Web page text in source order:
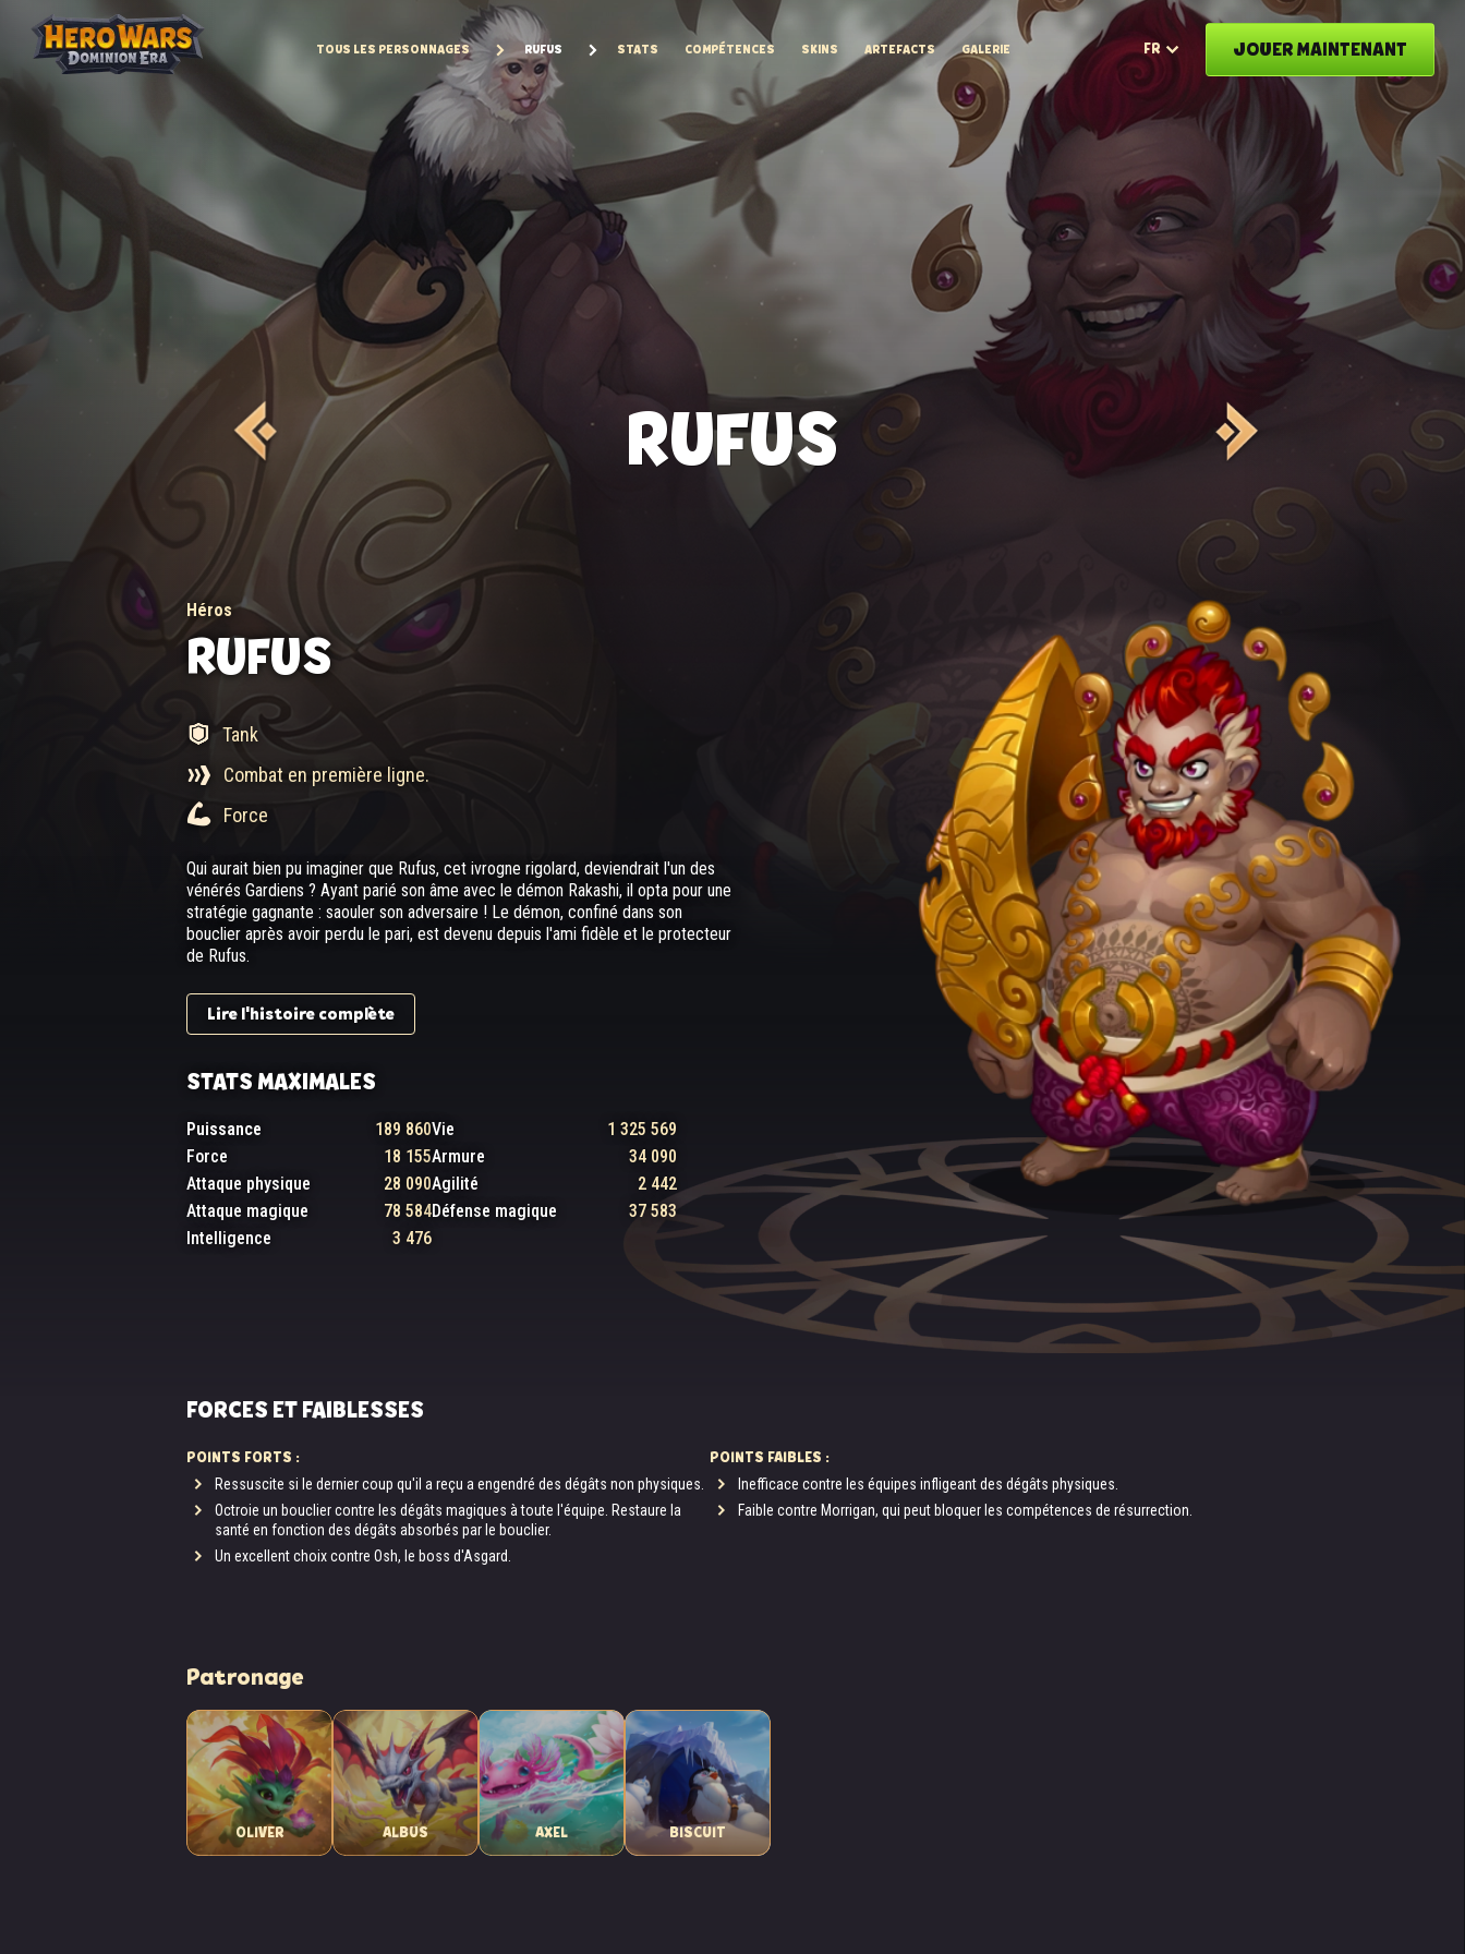
TOUS LES PERSONNAGES RUFUS STATS COMPÉTENCES SKINS ARTEFACTS GALERIE FR JOUER MAINTENANT
RUFUS
Héros
RUFUS
Tank
Combat en première ligne.
Force
Qui aurait bien pu imaginer que Rufus, cet ivrogne rigolard, deviendrait l'un des
vénérés Gardiens ? Ayant parié son âme avec le démon Rakashi, il opta pour une
stratégie gagnante : saouler son adversaire ! Le démon, confiné dans son
bouclier après avoir perdu le pari, est devenu depuis l'ami fidèle et le protecteur
de Rufus.
Lire l'histoire complète
STATS MAXIMALES
Puissance 189 860Vie
1 325 569
Force
18 155Armure
34 090
Attaque physique
28 090Agilité
2 442
Attaque magique
78 584Défense magique
37 583
Intelligence
3 476
FORCES ET FAIBLESSES
POINTS FORTS :
Ressuscite si le dernier coup qu'il a reçu a engendré des dégâts non physiques.
Octroie un bouclier contre les dégâts magiques à toute l'équipe. Restaure la
santé en fonction des dégâts absorbés par le bouclier.
Un excellent choix contre Osh, le boss d'Asgard.
POINTS FAIBLES :
Inefficace contre les équipes infligeant des dégâts physiques.
Faible contre Morrigan, qui peut bloquer les compétences de résurrection.
Patronage
OLIVER ALBUS AXEL BISCUIT